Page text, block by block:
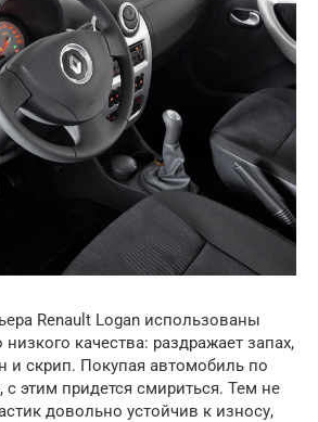
Renault Logan использованы
качества: раздражает запах,
и скрип. Покупая автомобиль по
с этим придется смириться. Тем не
довольно устойчив к износу,